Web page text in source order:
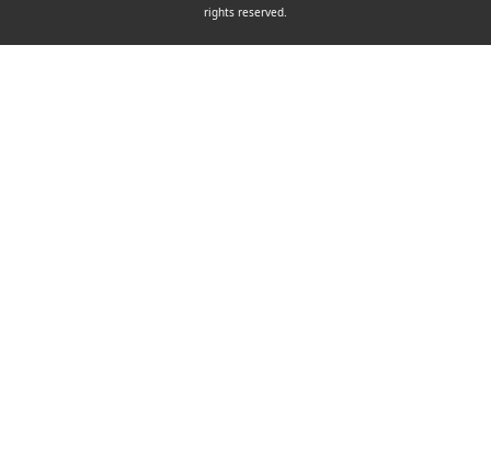
rights reserved.